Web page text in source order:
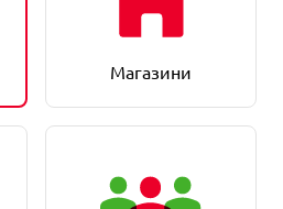
Магазини